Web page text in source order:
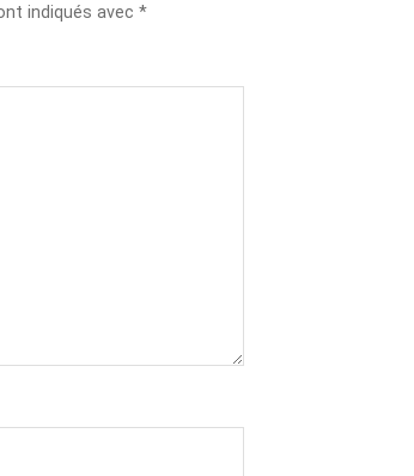
indiqués avec *